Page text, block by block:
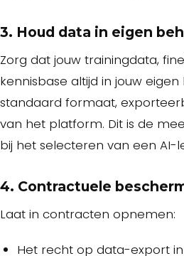
3. Houd data in eigen
Zorg dat jouw trainingdata,
kennisbase altijd in jouw
standaard formaat,
van het platform. Dit is de
bij het selecteren van een AI-
4. Contractuele
Laat in contracten opnemen:
Het recht op data-export